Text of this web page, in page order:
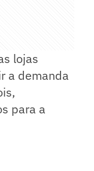
lojas
a demanda
para a